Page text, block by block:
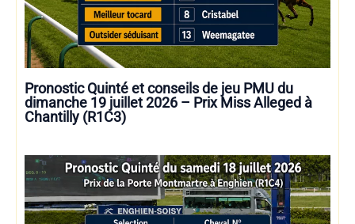
Pronostic Quinté et conseils de jeu PMU du
dimanche 19 juillet 2026 – Prix Miss Alleged à
Chantilly (R1C3)